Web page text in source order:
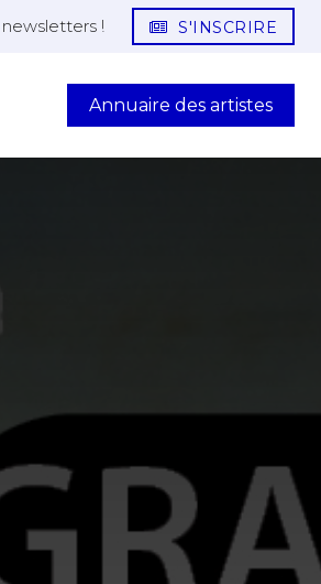
! S'INSCRIRE
Annuaire des artistes